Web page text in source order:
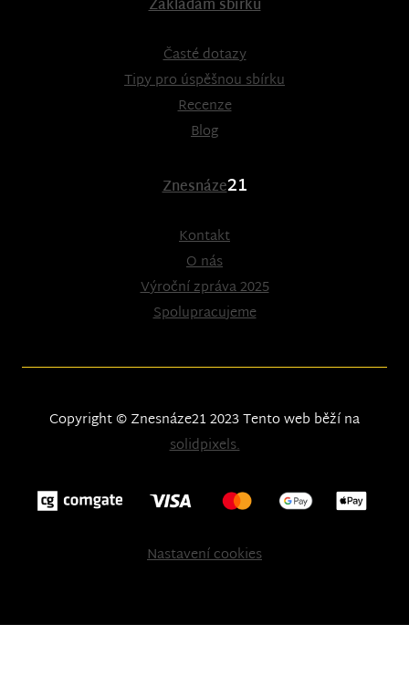
Zakládám sbírku
Časté dotazy
Tipy pro úspěšnou sbírku
Recenze
Blog
Znesnáze21
Kontakt
O nás
Výroční zpráva 2025
Spolupracujeme
Copyright © Znesnáze21 2023Tento web běží na
solidpixels.
Nastavení cookies